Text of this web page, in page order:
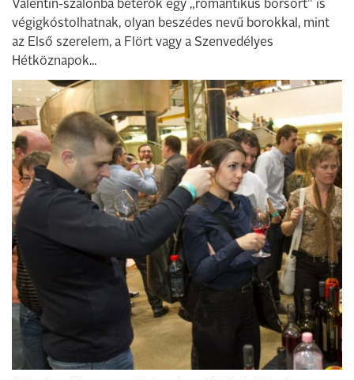
Valentin-szalonba betérők egy „romantikus borsort” is
végigkóstolhatnak, olyan beszédes nevű borokkal, mint
az Első szerelem, a Flört vagy a Szenvedélyes
Hétköznapok...